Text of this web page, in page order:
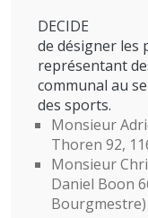
DECIDE
de désigner les
représentant
communal au
des sports.
Monsieur
Thoren 92,
Monsieur
Daniel Boon
Bourgmestre)